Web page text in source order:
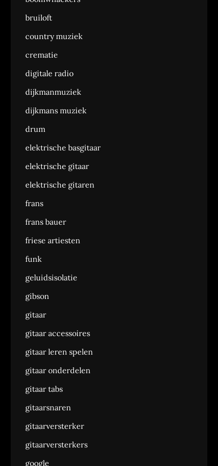
bruiloft
country muziek
crematie
digitale radio
dijkmanmuziek
dijkmans muziek
drum
elektrische basgitaar
elektrische gitaar
elektrische gitaren
frans
frans bauer
friese artiesten
funk
geluidsisolatie
gibson
gitaar
gitaar accessoires
gitaar leren spelen
gitaar onderdelen
gitaar tabs
gitaarsnaren
gitaarversterker
gitaarversterkers
google